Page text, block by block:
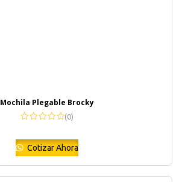
Mochila Plegable Brocky
(0)
Cotizar Ahora